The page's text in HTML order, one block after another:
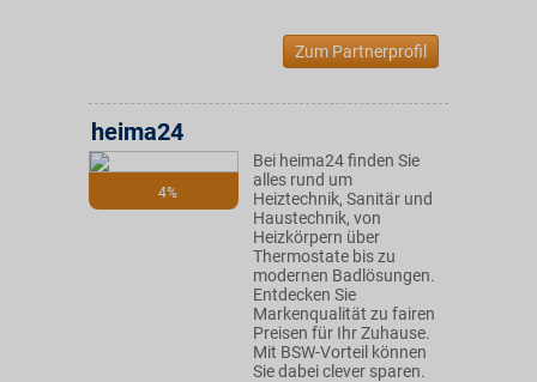
Zum Partnerprofil
4%
heima24
Bei heima24 finden Sie
alles rund um
Heiztechnik, Sanitär und
Haustechnik, von
Heizkörpern über
Thermostate bis zu
modernen Badlösungen.
Entdecken Sie
Markenqualität zu fairen
Preisen für Ihr Zuhause.
Mit BSW-Vorteil können
Sie dabei clever sparen.